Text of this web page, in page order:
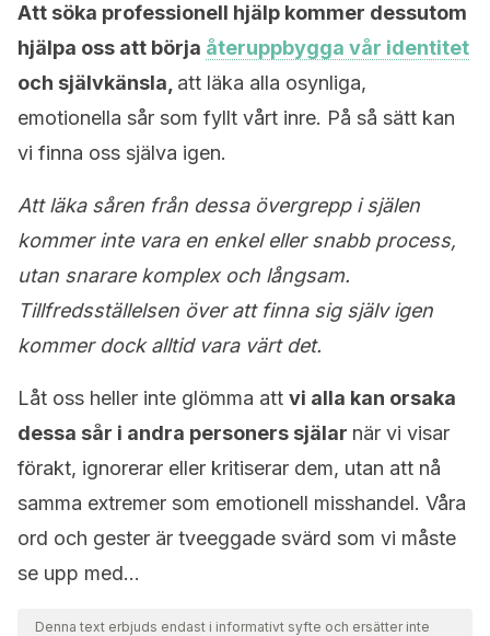
Att söka professionell hjälp kommer dessutom
hjälpa oss att börja återuppbygga vår identitet
och självkänsla, att läka alla osynliga,
emotionella sår som fyllt vårt inre. På så sätt kan
vi finna oss själva igen.
Att läka såren från dessa övergrepp i själen
kommer inte vara en enkel eller snabb process,
utan snarare komplex och långsam.
Tillfredsställelsen över att finna sig själv igen
kommer dock alltid vara värt det.
Låt oss heller inte glömma att vi alla kan orsaka
dessa sår i andra personers själar när vi visar
förakt, ignorerar eller kritiserar dem, utan att nå
samma extremer som emotionell misshandel. Våra
ord och gester är tveeggade svärd som vi måste
se upp med…
Denna text erbjuds endast i informativt syfte och ersätter inte